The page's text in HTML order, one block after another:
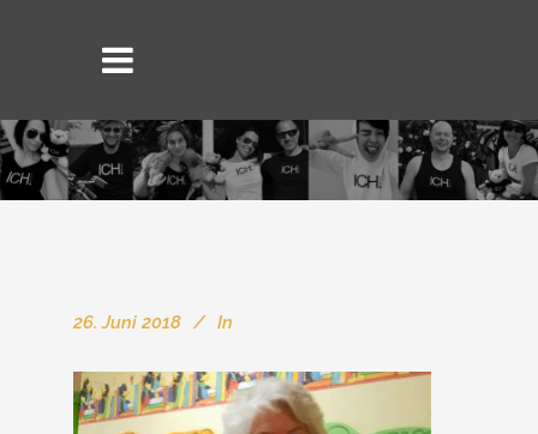
26. Juni 2018 In